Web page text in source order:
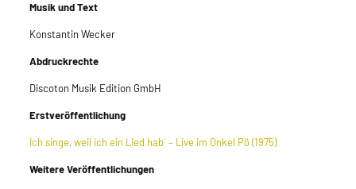
Musik und Text
Konstantin Wecker
Abdruckrechte
Discoton Musik Edition GmbH
Erstveröffentlichung
Ich singe, weil ich ein Lied hab´ – Live im Onkel Pö (1975)
Weitere Veröffentlichungen